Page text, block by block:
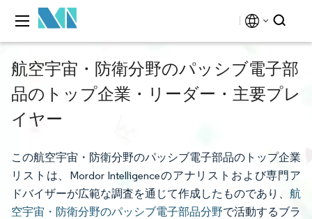
航空宇宙・防衛分野のパッシブ電子部
品のトップ企業・リーダー・主要プレ
イヤー
この航空宇宙・防衛分野のパッシブ電子部品のトップ企業
リストは、Mordor Intelligenceのアナリストおよび専門ア
ドバイザーが広範な調査を通じて作成したものであり、 航
空宇宙・防衛分野のパッシブ電子部品分野で活動するブラ